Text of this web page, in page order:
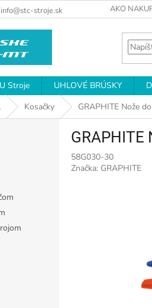
info@stc-stroje.sk AKO
Stroje UHLOVÉ BRÚSKY
Kosačky GRAPHITE Nože
58G030-30
Značka: GRAPHITE